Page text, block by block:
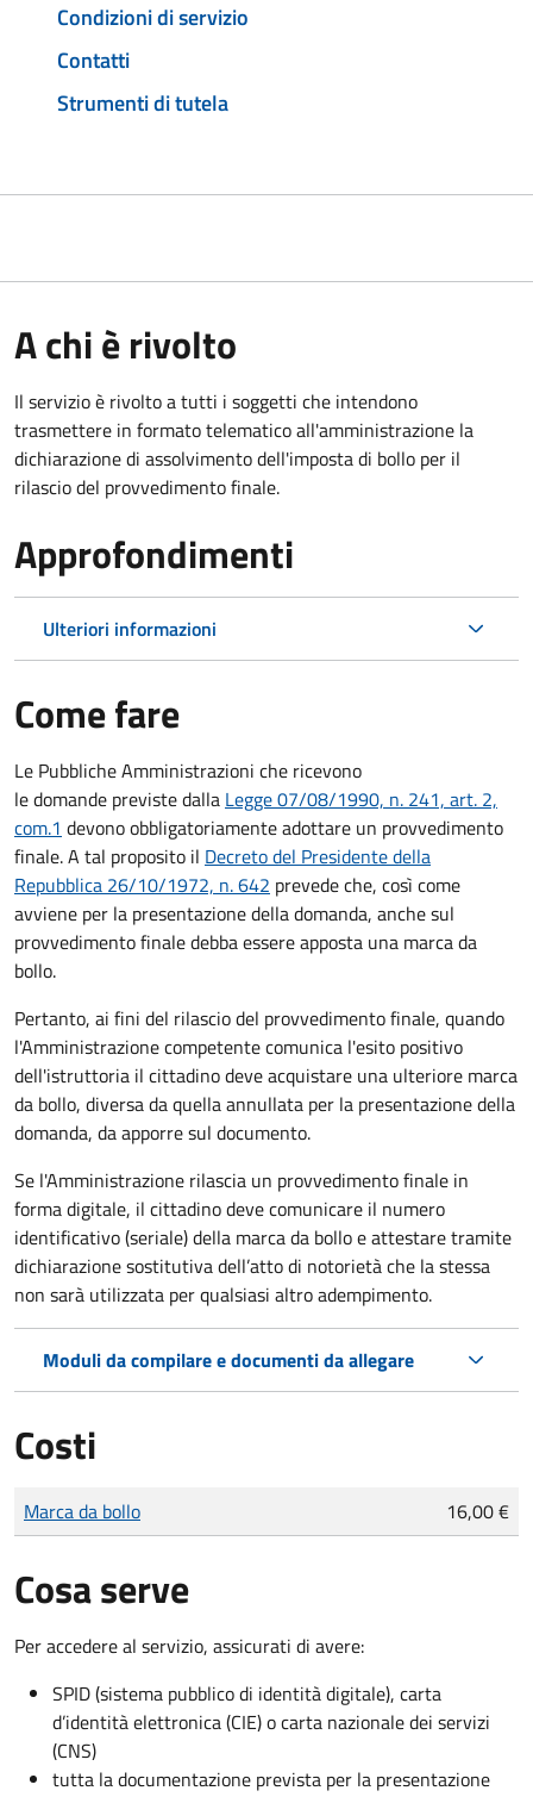
Condizioni di servizio
Contatti
Strumenti di tutela
A chi è rivolto
Il servizio è rivolto a tutti i soggetti che intendono
trasmettere in formato telematico all'amministrazione la
dichiarazione di assolvimento dell'imposta di bollo per il
rilascio del provvedimento finale.
Approfondimenti
Ulteriori informazioni
Come fare
Le Pubbliche Amministrazioni che ricevono
le domande previste dalla Legge 07/08/1990, n. 241, art. 2,
com.1 devono obbligatoriamente adottare un provvedimento
finale. A tal proposito il Decreto del Presidente della
Repubblica 26/10/1972, n. 642 prevede che, così come
avviene per la presentazione della domanda, anche sul
provvedimento finale debba essere apposta una marca da
bollo.
Pertanto, ai fini del rilascio del provvedimento finale, quando
l'Amministrazione competente comunica l'esito positivo
dell'istruttoria il cittadino deve acquistare una ulteriore marca
da bollo, diversa da quella annullata per la presentazione della
domanda, da apporre sul documento.
Se l'Amministrazione rilascia un provvedimento finale in
forma digitale, il cittadino devecomunicare il numero
identificativo (seriale) della marca da bollo e attestare tramite
dichiarazione sostitutiva dell’atto di notorietà che la stessa
non sarà utilizzata per qualsiasi altro adempimento.
Moduli da compilare e documenti da allegare
Costi
Tipo di pagamento
Importo
Marca da bollo 16,00 €
Cosa serve
Per accedere al servizio, assicurati di avere:
SPID (sistema pubblico di identità digitale), carta
d’identità elettronica (CIE) o carta nazionale dei servizi
(CNS)
tutta la documentazione prevista per la presentazione